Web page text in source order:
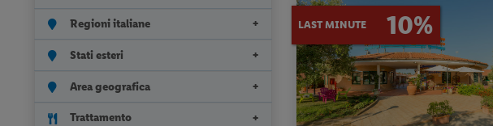
Regioni italiane
Stati esteri
Area geografica
Trattamento
LAST MINUTE 10%